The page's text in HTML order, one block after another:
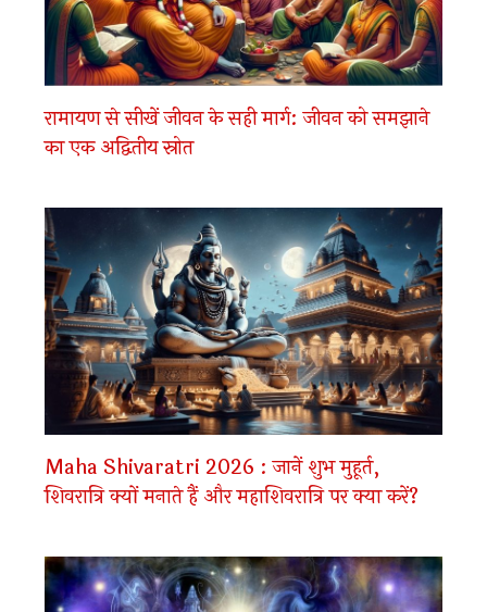
रामायण से सीखें जीवन के सही मार्ग: जीवन को समझाने
का एक अद्वितीय स्रोत
Maha Shivaratri 2026 : जानें शुभ मुहूर्त,
शिवरात्रि क्यों मनाते हैं और महाशिवरात्रि पर क्या करें?